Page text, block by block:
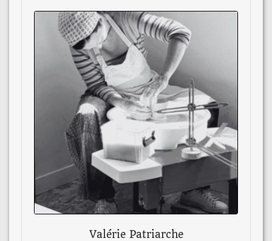
Valérie Patriarche